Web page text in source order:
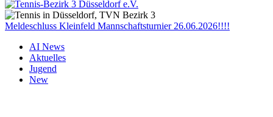
Meldeschluss Kleinfeld Mannschaftsturnier 26.06.2026!!!!
AI News
Aktuelles
Jugend
New